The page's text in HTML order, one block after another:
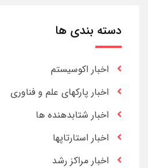
دسته بندی ها
اخبار اکوسیستم
اخبار پارکهای علم و فناوری
اخبار شتابدهنده ها
اخبار استارتاپها
اخبار مراکز رشد